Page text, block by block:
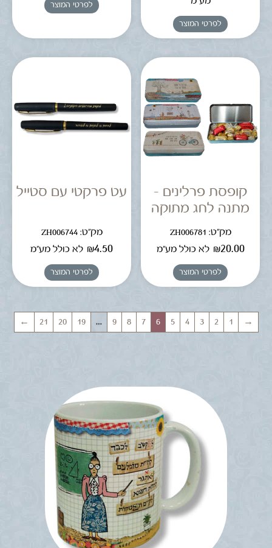
לפרטי המוצר
לפרטי המוצר
קופסת פרלינים –
מתנה לחג מתוקה
מק"ט: ZH006781
₪20.00 לא כולל מע"מ
לפרטי המוצר
עט פרקטי עם סטייל
מק"ט: ZH006744
₪4.50 לא כולל מע"מ
לפרטי המוצר
→
1
2
3
4
5
6
7
8
9
…
19
20
21
←